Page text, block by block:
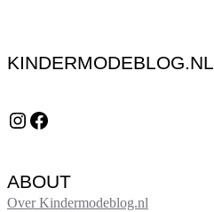
KINDERMODEBLOG.NL
Instagram Facebook
ABOUT
Over Kindermodeblog.nl